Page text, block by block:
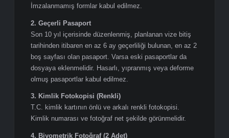
aracılığıyla başvurularını gerçekleştirebilir.
Gerekli Evraklar (2026 Güncel Liste)
Seyahat sağlık sigortası poliçesinin aslı ıslak kaşeli
ve imzalı fotokopisiyle birlikte sunulmalıdır. Kimlik
fotokopisinde TC kimlik numarası görünür olmalıdır.